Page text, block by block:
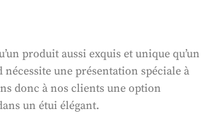
produit aussi exquis et unique qu’un
une présentation spéciale à
donc à nos clients une option
un étui élégant.